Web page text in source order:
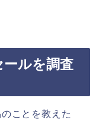
ルを調査
ことを教えた